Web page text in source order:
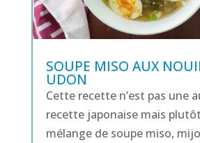
SOUPE MISO AUX
UDON
Cette recette n’est pas une
recette japonaise mais
mélange de soupe miso,